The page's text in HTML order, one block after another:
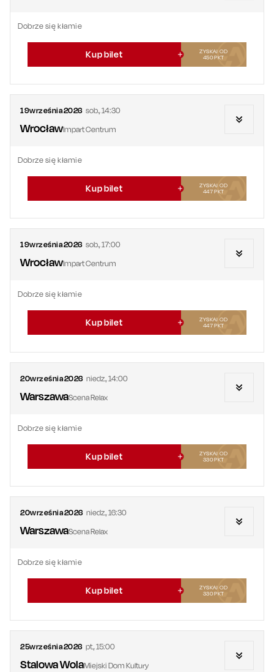
Dobrze się kłamie
Kup bilet
ZYSKAJ OD
450PKT
19września2026 sob.,14:30
WrocławImpart Centrum
Dobrze się kłamie
Kup bilet
ZYSKAJ OD
447PKT
19września2026 sob.,17:00
WrocławImpart Centrum
Dobrze się kłamie
Kup bilet
ZYSKAJ OD
447PKT
20września2026 niedz.,14:00
WarszawaScena Relax
Dobrze się kłamie
Kup bilet
ZYSKAJ OD
330PKT
20września2026 niedz.,16:30
WarszawaScena Relax
Dobrze się kłamie
Kup bilet
ZYSKAJ OD
330PKT
25września2026 pt.,15:00
Stalowa WolaMiejski Dom Kultury